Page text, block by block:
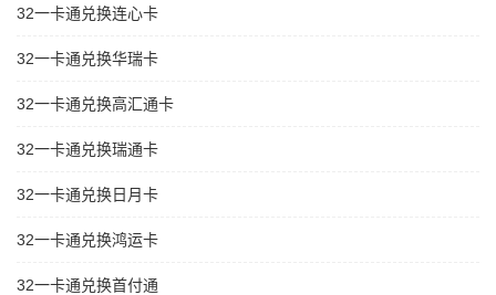
32一卡通兑换连心卡
32一卡通兑换华瑞卡
32一卡通兑换高汇通卡
32一卡通兑换瑞通卡
32一卡通兑换日月卡
32一卡通兑换鸿运卡
32一卡通兑换首付通